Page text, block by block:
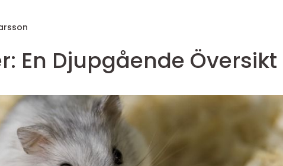
En Djupgående Översikt